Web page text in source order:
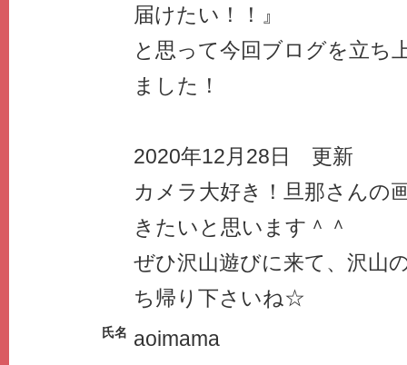
届けたい！！』
と思って今回ブログを立ち
ました！
2020年12月28日 更新
カメラ大好き！旦那さんの
きたいと思います＾＾
ぜひ沢山遊びに来て、沢山
ち帰り下さいね☆
氏名 aoimama